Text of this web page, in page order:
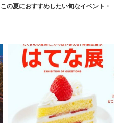
の夏におすすめしたい旬なイベント・